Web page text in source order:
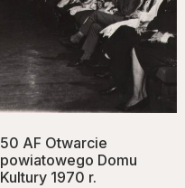
50 AF Otwarcie
powiatowego Domu
Kultury 1970 r.